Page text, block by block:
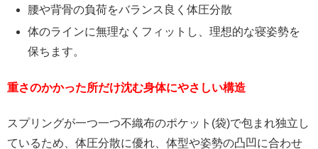
腰や背骨の負荷をバランス良く体圧分散
体のラインに無理なくフィットし、理想的な寝姿勢を
保ちます。
重さのかかった所だけ沈む身体にやさしい構造
スプリングが一つ一つ不織布のポケット(袋)で包まれ独立し
ているため、体圧分散に優れ、体型や姿勢の凸凹に合わせ